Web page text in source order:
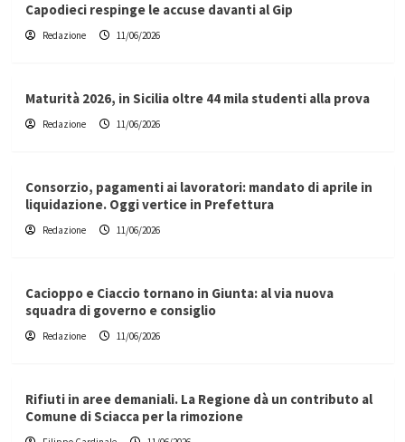
Capodieci respinge le accuse davanti al Gip
Redazione 11/06/2026
Maturità 2026, in Sicilia oltre 44 mila studenti alla prova
Redazione 11/06/2026
Consorzio, pagamenti ai lavoratori: mandato di aprile in
liquidazione. Oggi vertice in Prefettura
Redazione 11/06/2026
Cacioppo e Ciaccio tornano in Giunta: al via nuova
squadra di governo e consiglio
Redazione 11/06/2026
Rifiuti in aree demaniali. La Regione dà un contributo al
Comune di Sciacca per la rimozione